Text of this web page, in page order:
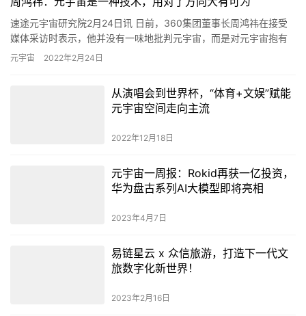
速途元宇宙研究院2月24日讯 日前，360集团董事长周鸿祎在接受
媒体采访时表示，他并没有一味地批判元宇宙，而是对元宇宙抱有
“一分为二”的看法，“元宇宙是一种技术，用对了方向大有可为…
元宇宙 2022年2月24日
从演唱会到世界杯，“体育+文娱”赋能
元宇宙空间走向主流
2022年12月18日
元宇宙一周报：Rokid再获一亿投资，
华为盘古系列AI大模型即将亮相
2023年4月7日
易链星云 x 众信旅游，打造下一代文
旅数字化新世界！
2023年2月16日